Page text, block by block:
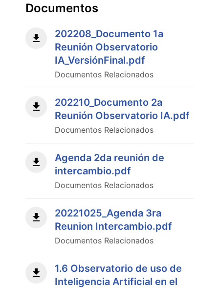
Documentos
202208_Documento 1a
Reunión Observatorio
IA_VersiónFinal.pdf
Documentos Relacionados
202210_Documento 2a
Reunión Observatorio IA.pdf
Documentos Relacionados
Agenda 2da reunión de
intercambio.pdf
Documentos Relacionados
20221025_Agenda 3ra
Reunion Intercambio.pdf
Documentos Relacionados
1.6 Observatorio de uso de
Inteligencia Artificial en el